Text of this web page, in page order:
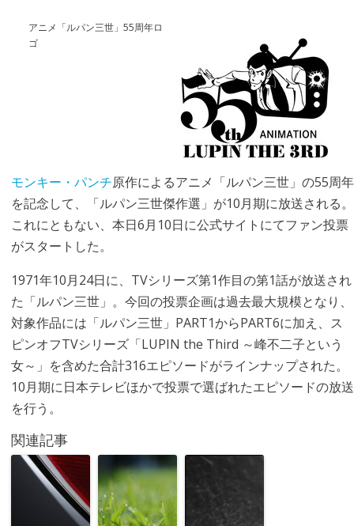
アニメ「ルパン三世」55周年ロ
ゴ
モンキー・パンチ原作によるアニメ「ルパン三世」の55周年
を記念して、「ルパン三世傑作選」が10月期に放送される。
これにともない、本日6月10日に公式サイトにてファン投票
がスタートした。
1971年10月24日に、TVシリーズ第1作目の第1話が放送され
た「ルパン三世」。今回の投票企画は過去最大規模となり、
対象作品には「ルパン三世」PART1からPART6に加え、ス
ピンオフTVシリーズ「LUPIN the Third ～峰不二子という
女～」を含めた合計316エピソードがラインナップされた。
10月期に日本テレビほかで投票で選ばれたエピソードの放送
を行う。
関連記事